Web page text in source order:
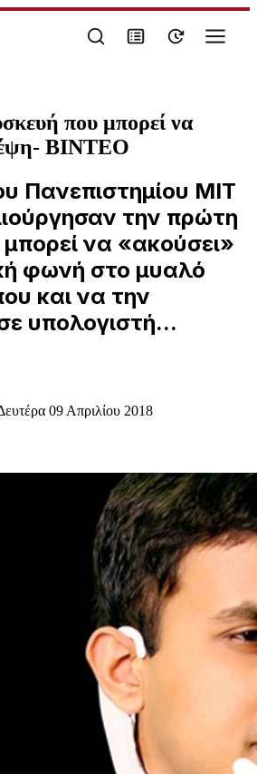
που μπορεί να
ΒΙΝΤΕΟ
Πανεπιστημίου ΜΙΤ
την πρώτη
να «ακούσει»
φωνή στο μυαλό
και να την
υπολογιστή...
09 Απριλίου 2018